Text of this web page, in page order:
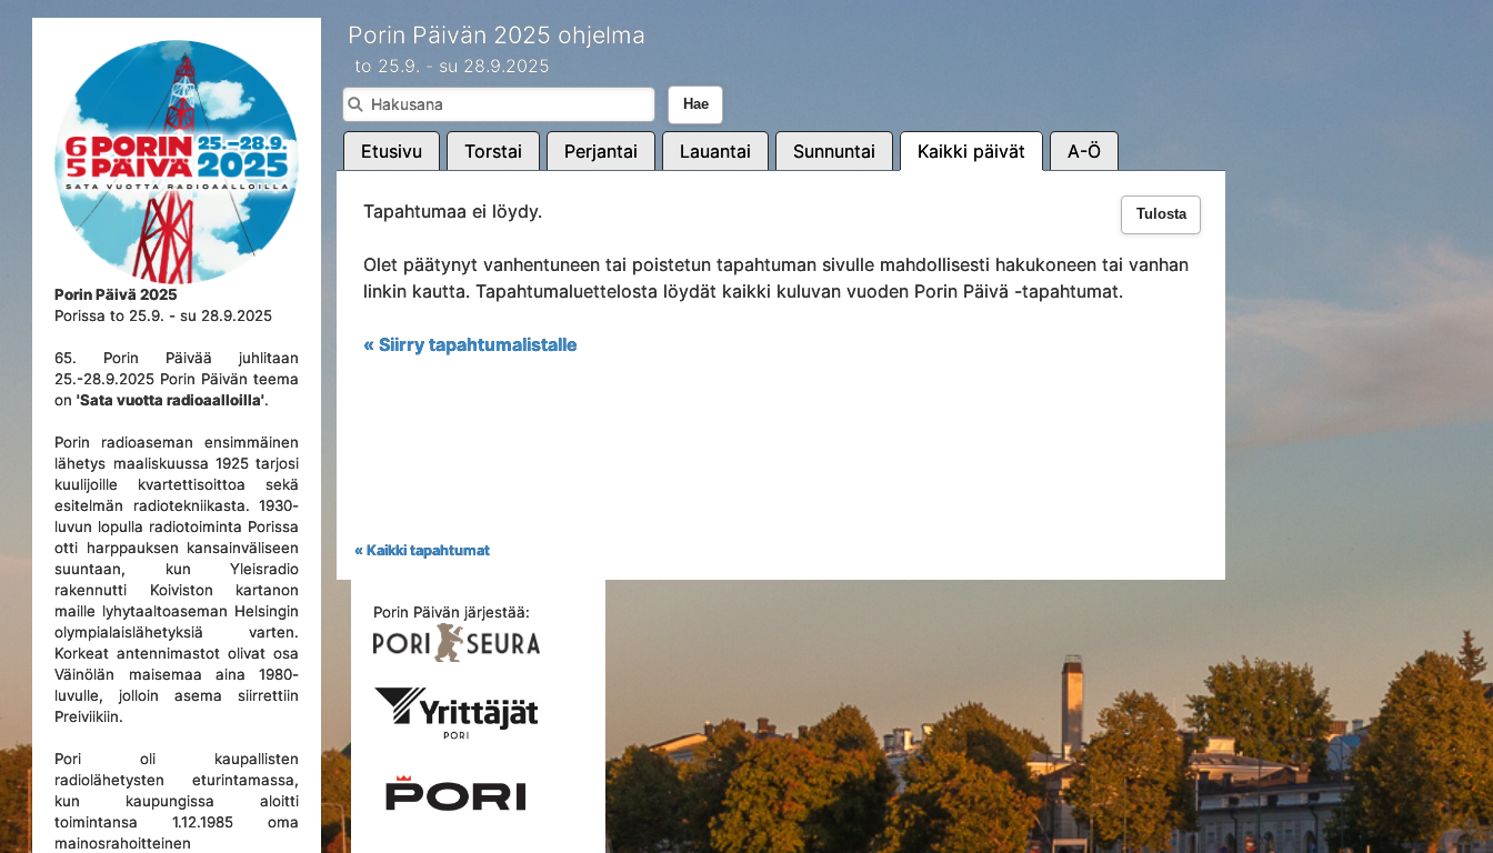
Porin Päivä 2025
Porissa to 25.9. - su 28.9.2025
65. Porin Päivää juhlitaan
25.-28.9.2025 Porin Päivän teema
on'Sata vuotta radioaalloilla'.
Porin radioaseman ensimmäinen
lähetys maaliskuussa 1925 tarjosi
kuulijoille kvartettisoittoa sekä
esitelmän radiotekniikasta. 1930-
luvun lopulla radiotoiminta Porissa
otti harppauksen kansainväliseen
suuntaan, kun Yleisradio
rakennutti Koiviston kartanon
maille lyhytaaltoaseman Helsingin
olympialaislähetyksiä varten.
Korkeat antennimastot olivat osa
Väinölän maisemaa aina 1980-
luvulle, jolloin asema siirrettiin
Preiviikiin.
Pori oli kaupallisten
radiolähetysten eturintamassa,
kun kaupungissa aloitti
toimintansa 1.12.1985 oma
mainosrahoitteinen
Porin Päivän 2025 ohjelma
to 25.9. - su 28.9.2025
Hae
Etusivu Torstai Perjantai Lauantai Sunnuntai Kaikki päivät A-Ö
Tulosta
Tapahtumaa ei löydy.
Olet päätynyt vanhentuneen tai poistetun tapahtuman sivulle mahdollisesti hakukoneen tai vanhan
linkin kautta. Tapahtumaluettelosta löydät kaikki kuluvan vuoden Porin Päivä -tapahtumat.
« Siirry tapahtumalistalle
« Kaikki tapahtumat
Porin Päivän järjestää: